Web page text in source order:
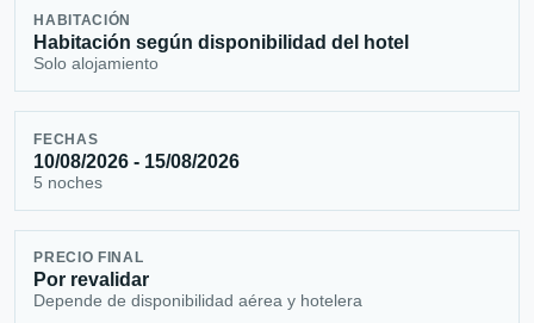
HABITACIÓN
Habitación según disponibilidad del hotel
Solo alojamiento
FECHAS
10/08/2026 - 15/08/2026
5 noches
PRECIO FINAL
Por revalidar
Depende de disponibilidad aérea y hotelera